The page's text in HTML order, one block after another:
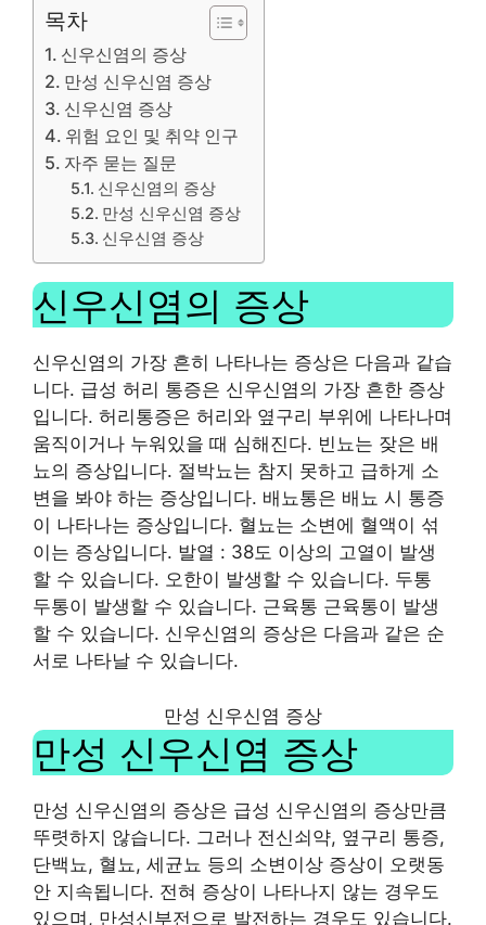
목차
신우신염의 증상
만성 신우신염 증상
신우신염 증상
위험 요인 및 취약 인구
자주 묻는 질문
신우신염의 증상
만성 신우신염 증상
신우신염 증상
신우신염의 증상
신우신염의 가장 흔히 나타나는 증상은 다음과 같습
니다. 급성 허리 통증은 신우신염의 가장 흔한 증상
입니다. 허리통증은 허리와 옆구리 부위에 나타나며
움직이거나 누워있을 때 심해진다. 빈뇨는 잦은 배
뇨의 증상입니다. 절박뇨는 참지 못하고 급하게 소
변을 봐야 하는 증상입니다. 배뇨통은 배뇨 시 통증
이 나타나는 증상입니다. 혈뇨는 소변에 혈액이 섞
이는 증상입니다. 발열 : 38도 이상의 고열이 발생
할 수 있습니다. 오한이 발생할 수 있습니다. 두통
두통이 발생할 수 있습니다. 근육통 근육통이 발생
할 수 있습니다. 신우신염의 증상은 다음과 같은 순
서로 나타날 수 있습니다.
만성 신우신염 증상
만성 신우신염 증상
만성 신우신염의 증상은 급성 신우신염의 증상만큼
뚜렷하지 않습니다. 그러나 전신쇠약, 옆구리 통증,
단백뇨, 혈뇨, 세균뇨 등의 소변이상 증상이 오랫동
안 지속됩니다. 전혀 증상이 나타나지 않는 경우도
있으며, 만성신부전으로 발전하는 경우도 있습니다.